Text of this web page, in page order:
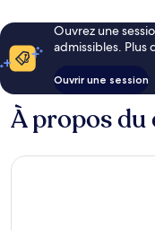
Ouvrez une
admissibles. Plus
Ouvrir une session
À propos